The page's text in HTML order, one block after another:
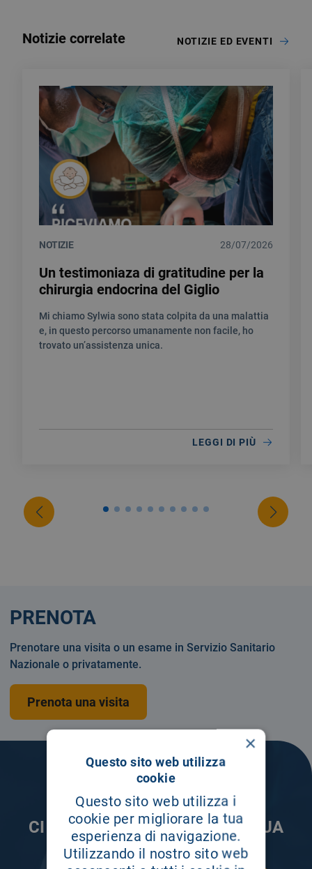
Notizie correlate NOTIZIE ED EVENTI
NOTIZIE 28/07/2026
Un testimoniaza di gratitudine per la
chirurgia endocrina del Giglio
Mi chiamo Sylwia sono stata colpita da una malattia
e, in questo percorso umanamente non facile, ho
trovato un’assistenza unica.
LEGGI DI PIÙ
CI PRENDIAMO CURA DELLA TUA
INFORMAZIONE
PRENOTA
Prenotare una visita o un esame in Servizio Sanitario
Nazionale o privatamente.
Prenota una visita
×
Questo sito web utilizza
cookie
Questo sito web utilizza i
cookie per migliorare la tua
esperienza di navigazione.
Utilizzando il nostro sito web